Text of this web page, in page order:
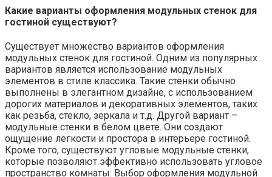
Какие варианты оформления модульных стенок для
гостиной существуют?
Существует множество вариантов оформления
модульных стенок для гостиной. Одним из популярных
вариантов является использование модульных
элементов в стиле классика. Такие стенки обычно
выполнены в элегантном дизайне, с использованием
дорогих материалов и декоративных элементов, таких
как резьба, стекло, зеркала и т.д. Другой вариант –
модульные стенки в белом цвете. Они создают
ощущение легкости и простора в интерьере гостиной.
Кроме того, существуют угловые модульные стенки,
которые позволяют эффективно использовать угловое
пространство комнаты. Выбор оформления модульной